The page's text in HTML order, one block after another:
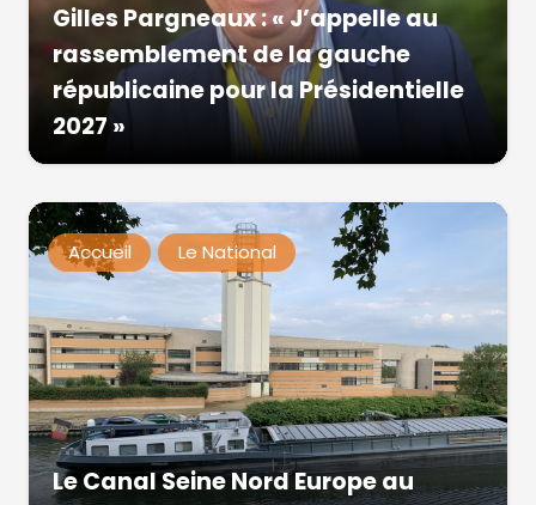
Gilles Pargneaux : « J’appelle au
rassemblement de la gauche
républicaine pour la Présidentielle
2027 »
Accueil Le National
Le Canal Seine Nord Europe au